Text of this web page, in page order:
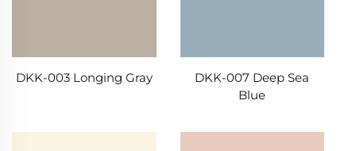
DKK-003 Longing Gray
DKK-007 Deep Sea
Blue